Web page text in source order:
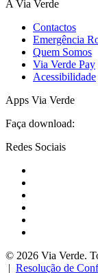
A Via Verde
Contactos
Emergência
Quem Somos
Via Verde Pay
Acessibilidade
Apps Via Verde
Faça download:
Redes Sociais
© 2026 Via Verde.
| Resolução de